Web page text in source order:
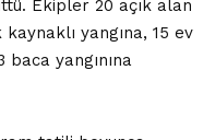
Ekipler 20 açık alan
yangına, 15 ev
baca yangınına